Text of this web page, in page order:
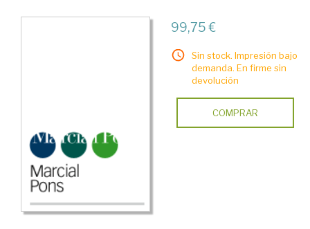
99,75 €
Sin stock. Impresión bajo
demanda. En firme sin
devolución
COMPRAR